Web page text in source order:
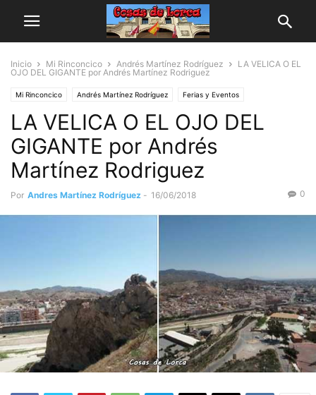
Inicio Mi Rinconcico Andrés Martínez Rodríguez
LA VELICA O EL
OJO DEL GIGANTE por Andrés Martínez Rodriguez
Mi Rinconcico Andrés Martínez Rodríguez Ferias y Eventos
Arte y Cultura
LA VELICA O EL OJO DEL
GIGANTE por Andrés
Martínez Rodriguez
Por Andres Martínez Rodríguez - 16/06/2018 0